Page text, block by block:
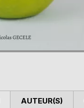
AUTEUR(S)